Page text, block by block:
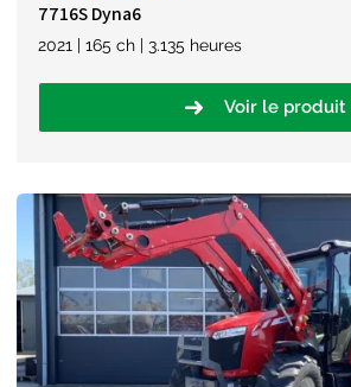
7716S Dyna6
2021 | 165 ch | 3.135 heures
Voir le produit